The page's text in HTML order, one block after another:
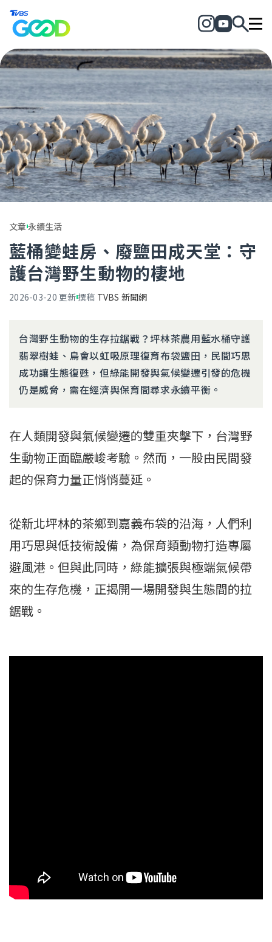
文章永續生活
藍桶變蛙房、廢鹽田成天堂：守
護台灣野生動物的棲地
2026-03-20 更新撰稿 TVBS 新聞網
台灣野生動物的生存拉鋸戰？坪林茶農用藍水桶守護
翡翠樹蛙、鳥會以虹吸原理復育布袋鹽田，民間巧思
成功讓生態復甦，但綠能開發與氣候變遷引發的危機
仍是威脅，需在經濟與保育間尋求永續平衡。
在人類開發與氣候變遷的雙重夾擊下，台灣野
生動物正面臨嚴峻考驗。然而，一股由民間發
起的保育力量正悄悄蔓延。
從新北坪林的茶鄉到嘉義布袋的沿海，人們利
用巧思與低技術設備，為保育類動物打造專屬
避風港。但與此同時，綠能擴張與極端氣候帶
來的生存危機，正揭開一場開發與生態間的拉
鋸戰。